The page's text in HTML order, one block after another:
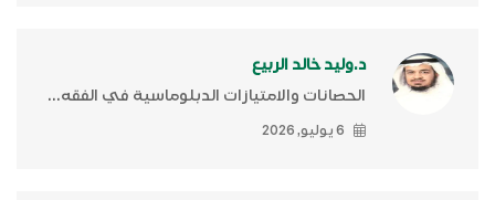
د.وليد خالد الربيع
الحصانات والامتيازات الدبلوماسية في الفقه...
6 يوليو, 2026